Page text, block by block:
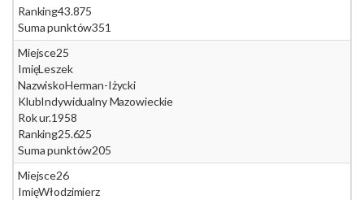
Ranking43.875
Suma punktów351
Miejsce25
ImięLeszek
NazwiskoHerman-Iżycki
KlubIndywidualny Mazowieckie
Rok ur.1958
Ranking25.625
Suma punktów205
Miejsce26
ImięWłodzimierz